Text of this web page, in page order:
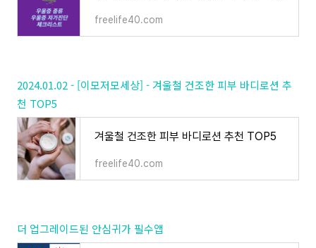
freelife40.com
2024.01.02 - [이모저모세상] - 겨울철 건조한 피부 바디로션 추
천 TOP5
겨울철 건조한 피부 바디로션 추천 TOP5
freelife40.com
더 업그레이드된 안심귀가 필수앱